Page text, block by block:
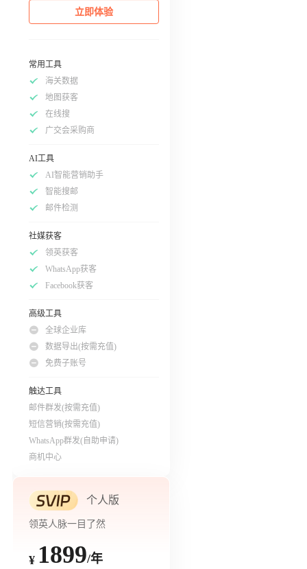
立即体验
常用工具
海关数据
地图获客
在线搜
广交会采购商
AI工具
AI智能营销助手
智能搜邮
邮件检测
社媒获客
领英获客
WhatsApp获客
Facebook获客
高级工具
全球企业库
数据导出(按需充值)
免费子账号
触达工具
邮件群发(按需充值)
短信营销(按需充值)
WhatsApp群发(自助申请)
商机中心
个人版
领英人脉一目了然
¥ 1899/年